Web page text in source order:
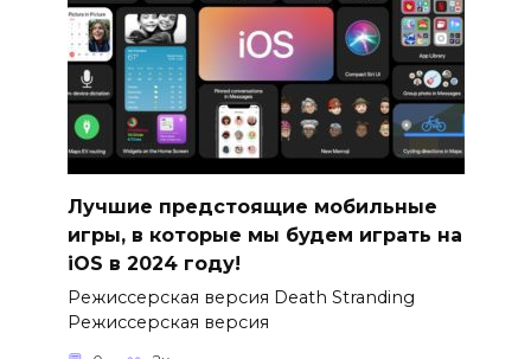
Лучшие предстоящие мобильные
игры, в которые мы будем играть на
iOS в 2024 году!
Режиссерская версия Death Stranding
Режиссерская версия